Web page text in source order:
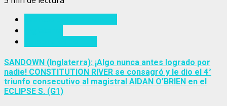
SANDOWN (Inglaterra): ¡Algo nunca antes logrado por
nadie! CONSTITUTION RIVER se consagró y le dio el 4°
triunfo consecutivo al magistral AIDAN O’BRIEN en el
ECLIPSE S. (G1)